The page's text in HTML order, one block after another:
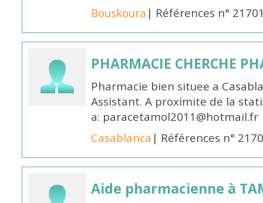
Bouskoura | Références n°
PHARMACIE CHERCHE
Pharmacie bien situee a
Assistant. A proximite de la
a: paracetamol2011@hotmail.fr
Casablanca | Références n°
Aide pharmacienne à